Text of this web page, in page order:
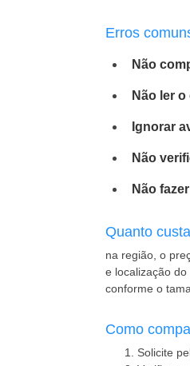
Erros
Não
Não ler
Ignorar
Não
Não
Quanto
na região, o
e localização
conforme o
Como
Solicite